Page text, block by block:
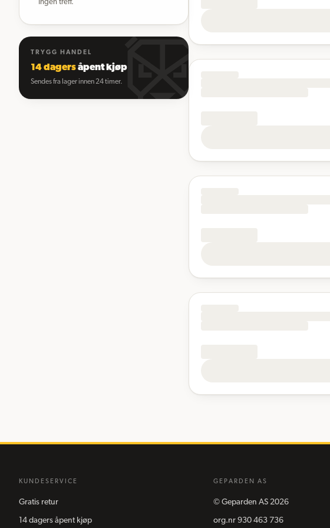
Ingen treff.
TRYGG HANDEL
14 dagersåpent kjøp
Sendes fra lager innen 24 timer.
KUNDESERVICE
Gratis retur
14 dagers åpent kjøp
GEPARDEN AS
© Geparden AS 2026
org.nr 930 463 736